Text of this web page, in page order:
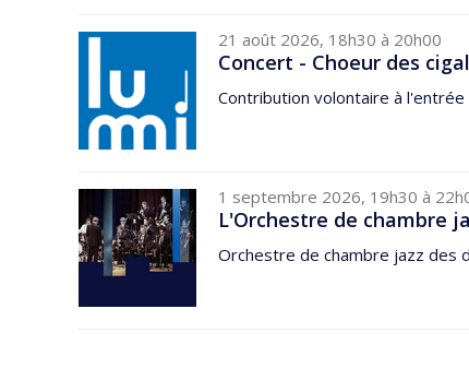
21 août 2026, 18h30 à 20h00
Concert - Choeur des
Contribution volontaire à l'entrée
1 septembre 2026, 19h30 à
L'Orchestre de chambre
Orchestre de chambre jazz des